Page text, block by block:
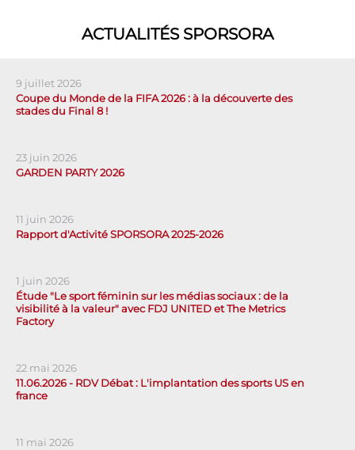
ACTUALITÉS SPORSORA
9 juillet 2026
Coupe du Monde de la FIFA 2026 : à la découverte des
stades du Final 8 !
23 juin 2026
GARDEN PARTY 2026
11 juin 2026
Rapport d'Activité SPORSORA 2025-2026
1 juin 2026
Étude "Le sport féminin sur les médias sociaux : de la
visibilité à la valeur" avec FDJ UNITED et The Metrics
Factory
22 mai 2026
11.06.2026 - RDV Débat : L'implantation des sports US en
france
11 mai 2026